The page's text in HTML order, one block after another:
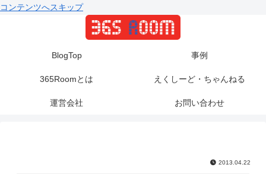
コンテンツへスキップ
BlogTop 事例
365Roomとは えくしーど・ちゃんねる
運営会社 お問い合わせ
2013.04.22